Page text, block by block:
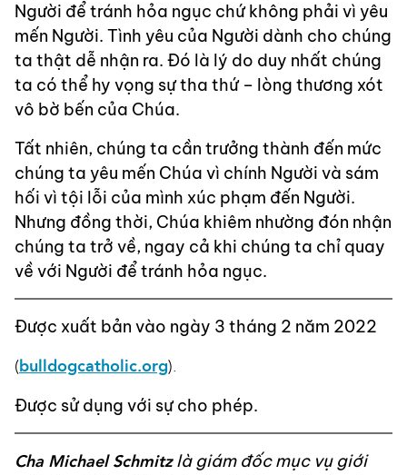
Người để tránh hỏa ngục chứ không phải vì yêu
mến Người. Tình yêu của Người dành cho chúng
ta thật dễ nhận ra. Đó là lý do duy nhất chúng
ta có thể hy vọng sự tha thứ – lòng thương xót
vô bờ bến của Chúa.
Tất nhiên, chúng ta cần trưởng thành đến mức
chúng ta yêu mến Chúa vì chính Người và sám
hối vì tội lỗi của mình xúc phạm đến Người.
Nhưng đồng thời, Chúa khiêm nhường đón nhận
chúng ta trở về, ngay cả khi chúng ta chỉ quay
về với Người để tránh hỏa ngục.
Được xuất bản vào ngày 3 tháng 2 năm 2022
(bulldogcatholic.org).
Được sử dụng với sự cho phép.
Cha Michael Schmitzlà giám đốc mục vụ giới